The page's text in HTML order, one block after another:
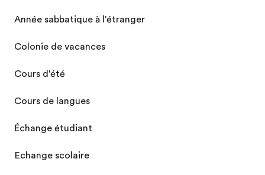
Année sabbatique à l'étranger
Colonie de vacances
Cours d'été
Cours de langues
Échange étudiant
Echange scolaire